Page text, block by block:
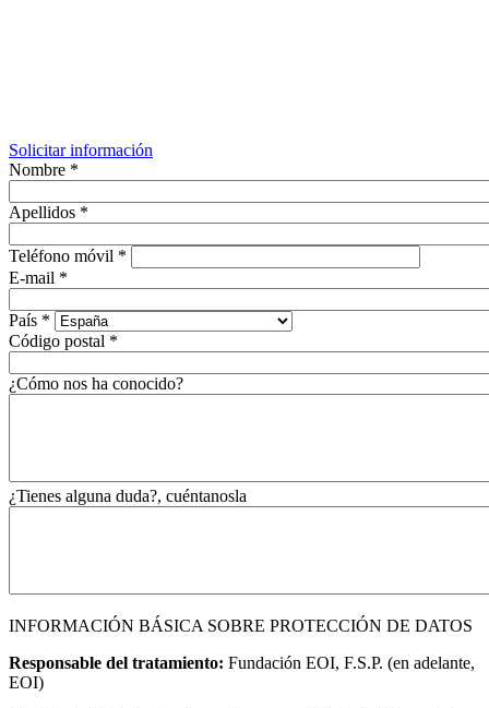
Solicitar información
Nombre *
Apellidos *
Teléfono móvil *
E-mail *
País *
Código postal *
¿Cómo nos ha conocido?
¿Tienes alguna duda?, cuéntanosla
INFORMACIÓN BÁSICA SOBRE PROTECCIÓN DE DATOS
Responsable del tratamiento: Fundación EOI, F.S.P. (en adelante,
EOI)